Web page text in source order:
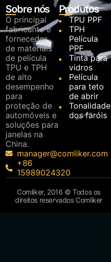
Sobre nós
O principal
fabricante e
fornecedor
de materiais
de película
TPU e TPH
de alto
desempenho
para
proteção de
automóveis e
soluções para
janelas na
China.
manager@comliker.com
+86
15989024320
Produtos
TPU PPF
TPH
Película
PPF
Tinta para
vidros
Película
para teto
de abrir
Tonalidade
dos faróis
Comliker, 2016 © Todos os
direitos reservados Comliker